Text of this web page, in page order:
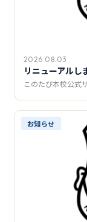
2026.08.03
リニューアルし
このたび本校公式
お知らせ